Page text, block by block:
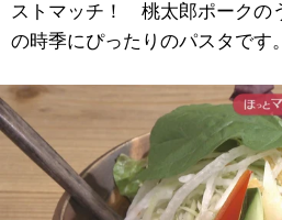
ストマッチ！ 桃太郎ポークの
の時季にぴったりのパスタです。